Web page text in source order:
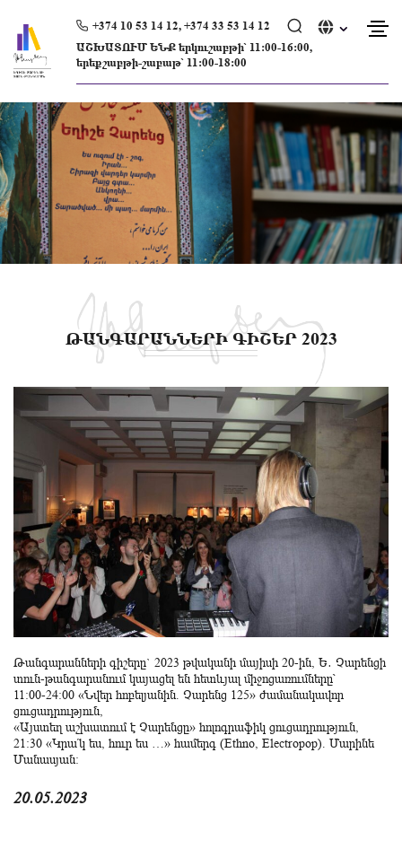
content
+374 10 53 14 12, +374 33 53 14 12
ԱՇԽԱՏՈՒՄ ԵՆՔ երկուշաբթի՝ 11։00-16։00,
երեքշաբթի-շաբաթ՝ 11։00-18։00
ԹԱՆԳԱՐԱՆՆԵՐԻ ԳԻՇԵՐ 2023
Թանգարանների գիշերը` 2023 թվականի մայիսի 20-ին, Ե․ Չարենցի
տուն-թանգարանում կայացել են հետևյալ միջոցառումները՝
11։00-24:00 «Նվեր հոբելյանին. Չարենց 125» ժամանակավոր
ցուցադրություն,
«Այստեղ աշխատում է Չարենցը» հոլոգրաֆիկ ցուցադրություն,
21։30 «Կրա՛կ ես, հուր ես …» համերգ (Ethno, Electropop). Մարինե
Մանասյան։
20.05.2023